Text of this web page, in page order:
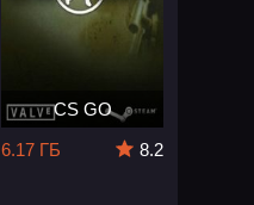
CS GO
6.17 ГБ
8.2